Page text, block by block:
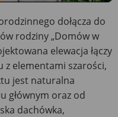
dołącza do
rodziny „Domów w
elewacja łączy
z elementami szarości,
jest naturalna
głównym oraz od
dachówka,